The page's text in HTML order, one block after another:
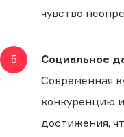
чувство
5
Социальное
Современная
конкуренцию
достижения,